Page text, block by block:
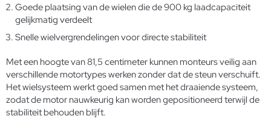
Goede plaatsing van de wielen die de 900 kg laadcapaciteit
gelijkmatig verdeelt
Snelle wielvergrendelingen voor directe stabiliteit
Met een hoogte van 81,5 centimeter kunnen monteurs veilig aan
verschillende motortypes werken zonder dat de steun verschuift.
Het wielsysteem werkt goed samen met het draaiende systeem,
zodat de motor nauwkeurig kan worden gepositioneerd terwijl de
stabiliteit behouden blijft.